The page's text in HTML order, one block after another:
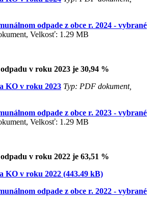
odpade z obce r. 2024 - vybrané
Velkosť: 1.29 MB
v roku 2023 je 30,94 %
KO v roku 2023 Typ: PDF dokument,
odpade z obce r. 2023 - vybrané
Velkosť: 1.29 MB
v roku 2022 je 63,51 %
KO v roku 2022 (443.49 kB)
odpade z obce r. 2022 - vybrané